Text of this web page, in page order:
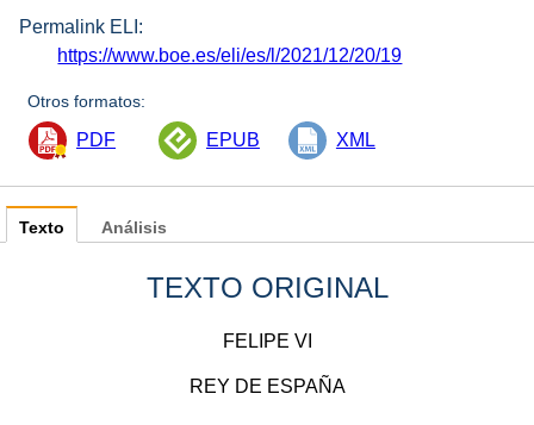
Permalink ELI:
https://www.boe.es/eli/es/l/2021/12/20/19
Otros formatos:
PDF EPUB XML
Texto
TEXTO ORIGINAL
FELIPE VI
REY DE ESPAÑA
Análisis